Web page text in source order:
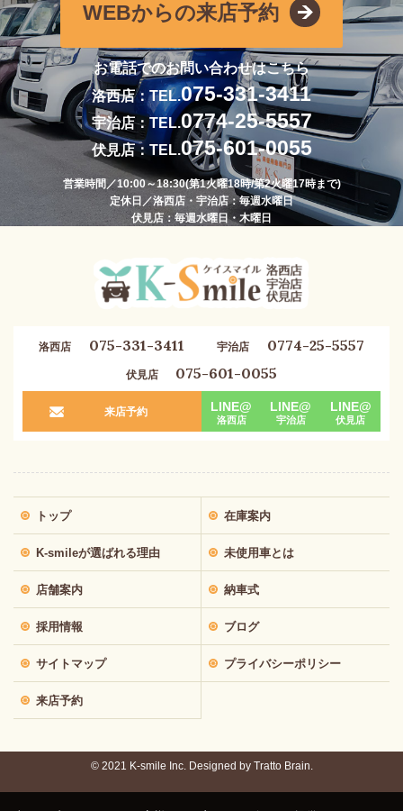
WEBからの来店予約
お電話でのお問い合わせはこちら
洛西店：TEL.075-331-3411
宇治店：TEL.0774-25-5557
伏見店：TEL.075-601-0055
営業時間／10:00～18:30(第1火曜18時/第2火曜17時まで)
定休日／洛西店・宇治店：毎週水曜日
伏見店：毎週水曜日・木曜日
洛西店 075-331-3411 宇治店 0774-25-5557
伏見店 075-601-0055
来店予約 LINE@
洛西店
LINE@
宇治店
LINE@
伏見店
トップ 在庫案内
K-smileが選ばれる理由 未使用車とは
店舗案内 納車式
採用情報 ブログ
サイトマップ プライバシーポリシー
来店予約
© 2021 K-smile Inc. Designed by Tratto Brain.